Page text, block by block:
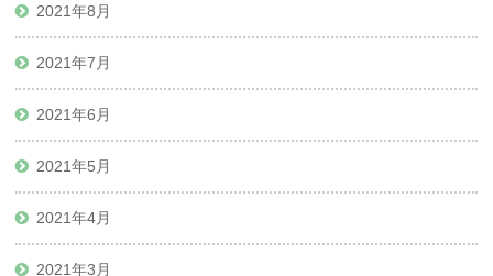
2021年8月
2021年7月
2021年6月
2021年5月
2021年4月
2021年3月